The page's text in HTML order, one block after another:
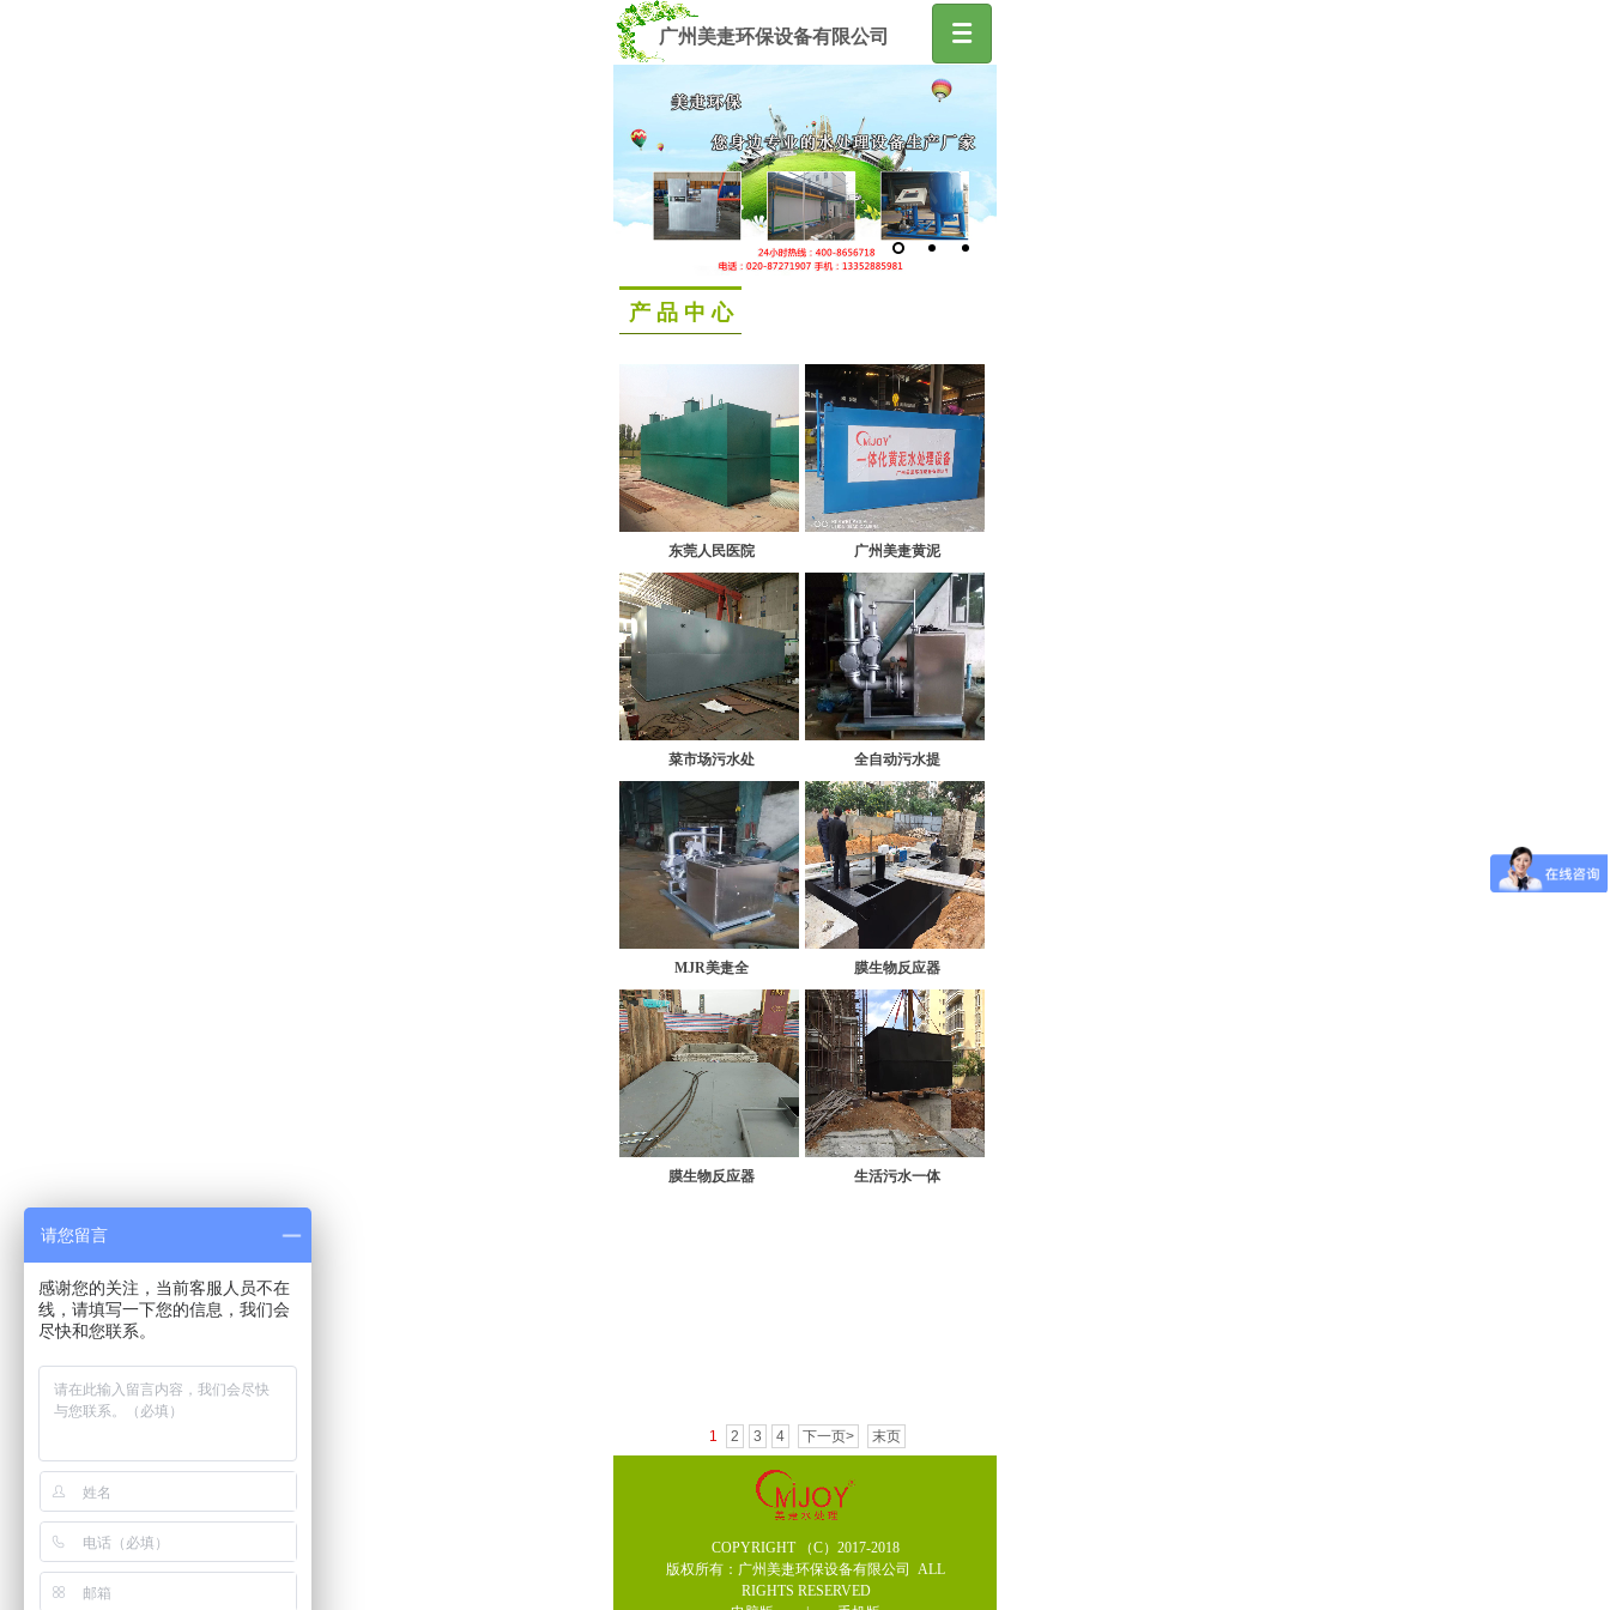
广州美疌环保设备有限公司
产 品 中 心
东莞人民医院 广州美疌黄泥
菜市场污水处 全自动污水提
MJR美疌全 膜生物反应器
膜生物反应器 生活污水一体
1 2 3 4 下一页> 末页
COPYRIGHT （C）2017-2018
版权所有：广州美疌环保设备有限公司
ALL
RIGHTS RESERVED
请您留言
感谢您的关注，当前客服人员不在
线，请填写一下您的信息，我们会
尽快和您联系。